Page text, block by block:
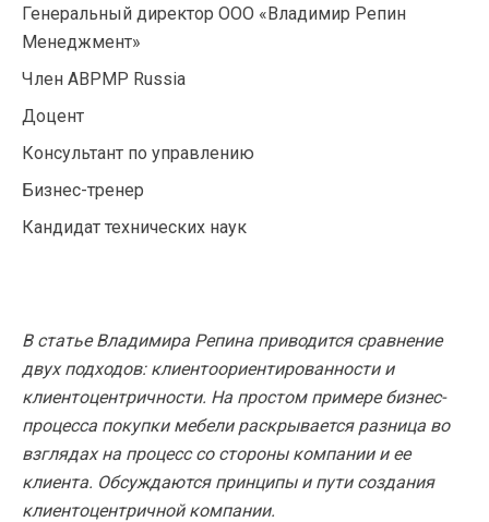
Генеральный директор ООО «Владимир Репин
Менеджмент»
Член ABPMP Russia
Доцент
Консультант по управлению
Бизнес-тренер
Кандидат технических наук
В статье Владимира Репина приводится сравнение
двух подходов: клиентоориентированности и
клиентоцентричности. На простом примере бизнес-
процесса покупки мебели раскрывается разница во
взглядах на процесс со стороны компании и ее
клиента. Обсуждаются принципы и пути создания
клиентоцентричной компании.